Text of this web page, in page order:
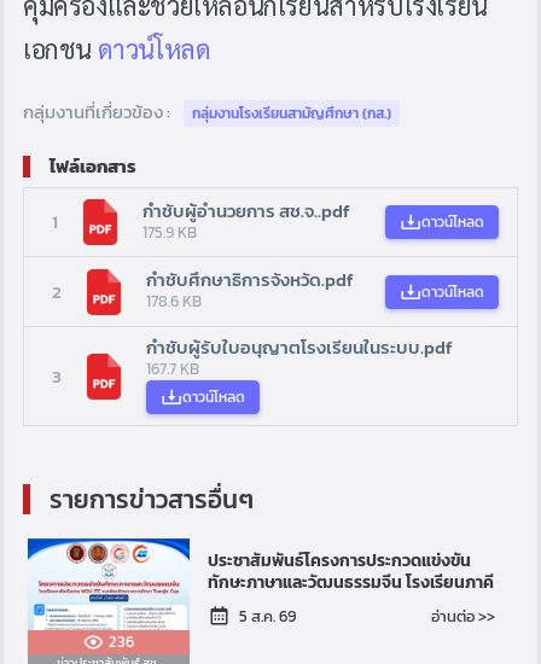
เอกชน ดาวน์โหลด
กลุ่มงานที่เกี่ยวข้อง : กลุ่มงานโรงเรียนสามัญศึกษา (กส.)
ไฟล์เอกสาร
1 กำชับผู้อำนวยการ สช.จ..pdf
175.9 KB ดาวน์โหลด
2 กำชับศึกษาธิการจังหวัด.pdf
178.6 KB ดาวน์โหลด
3
กำชับผู้รับใบอนุญาตโรงเรียนในระบบ.pdf
167.7 KB
ดาวน์โหลด
รายการข่าวสารอื่นๆ
236
ประชาสัมพันธ์โครงการประกวดแข่งขัน
ทักษะภาษาและวัฒนธรรมจีน โรงเรียนภาคี
เครือข่าย MOU และ JTC และพันธมิตร
ทางการศึกษา ประจำป...
5 ส.ค. 69 อ่านต่อ >>